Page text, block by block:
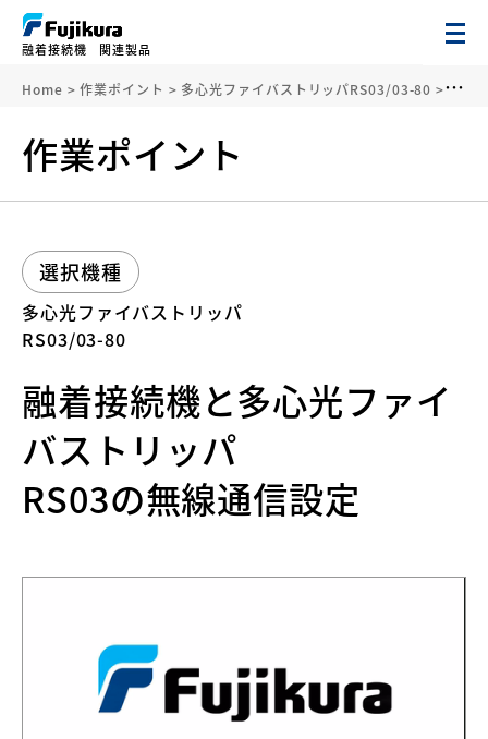
融着接続機 関連製品
Home >作業ポイント > 多心光ファイバストリッパRS03/03-80 > 融着
作業ポイント
選択機種
多心光ファイバストリッパ
RS03/03-80
融着接続機と多心光ファイ
バストリッパ
RS03の無線通信設定